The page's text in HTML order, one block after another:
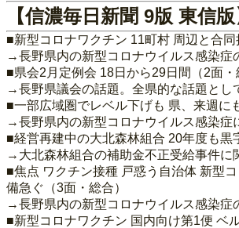
【信濃毎日新聞 9版 東信版
■新型コロナワクチン 11町村 周辺と合
→長野県内の新型コロナウイルス感染症
■県会2月定例会 18日から29日間（2面・
→長野県議会の話題。全県的な話題とし
■一部広域圏でレベル下げも 県、来週に
→長野県内の新型コロナウイルス感染症
■経営再建中の大北森林組合 20年度も黒
→大北森林組合の補助金不正受給事件に
■焦点 ワクチン接種 戸惑う自治体 新型
備急ぐ（3面・総合）
→長野県内の新型コロナウイルス感染症
■新型コロナワクチン 国内向け第1便 ベ